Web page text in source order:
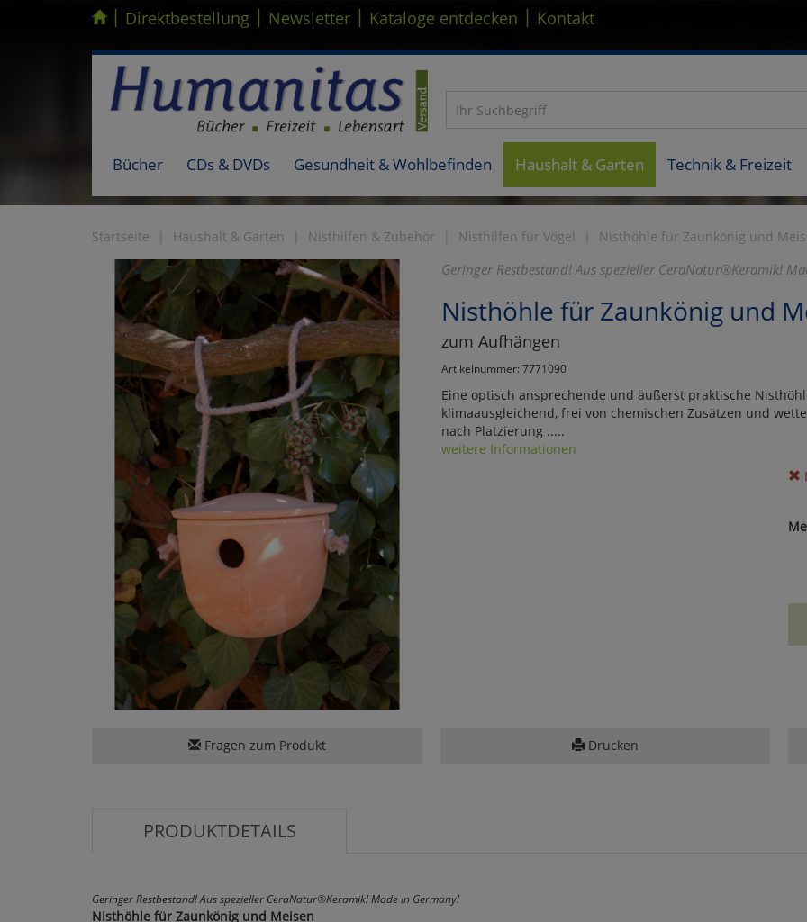
Kompletten Head der Seite überspringen
| Direktbestellung | Newsletter | Kataloge entdecken | Kontakt
Bücher CDs & DVDs Gesundheit & Wohlbefinden Haushalt & Garten Technik & Freizeit
Startseite Haushalt & Garten Nisthilfen & Zubehör Nisthilfen für Vögel Nisthöhle für Zaunkönig und
Geringer Restbestand! Aus spezieller CeraNatur®Keramik!
Nisthöhle für Zaunkönig und
zum Aufhängen
Artikelnummer: 7771090
Eine optisch ansprechende und äußerst praktische
klimaausgleichend, frei von chemischen Zusätzen und
nach Platzierung .....
weitere Informationen
Fragen zum Produkt Drucken
PRODUKTDETAILS
Geringer Restbestand! Aus spezieller CeraNatur®Keramik! Made in Germany!
Nisthöhle für Zaunkönig und Meisen